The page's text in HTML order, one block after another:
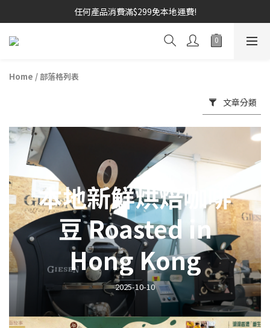
任何產品消費滿$299免本地運費!
Home / 部落格列表
文章分類
本地新鮮烘焙咖啡
豆 Roasted in
Hong Kong
2025-10-10